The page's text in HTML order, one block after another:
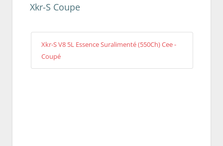
Xkr-S Coupe
Xkr-S V8 5L Essence Suralimenté (550Ch) Cee -
Coupé